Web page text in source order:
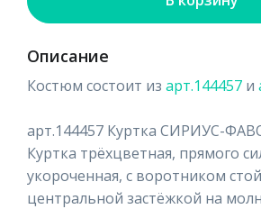
Описание
Костюм состоит из арт.144457 и
арт.144457 Куртка СИРИУС-
Куртка трёхцветная, прямого
укороченная, с воротником
центральной застёжкой на